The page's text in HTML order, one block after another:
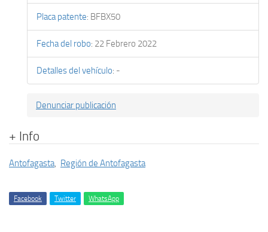
Placa patente: BFBX50
Fecha del robo: 22 Febrero 2022
Detalles del vehículo: -
Denunciar publicación
+ Info
Antofagasta, Región de Antofagasta
Facebook Twitter WhatsApp